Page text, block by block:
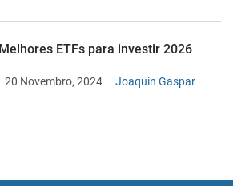
Melhores ETFs para investir 2026
20 Novembro, 2024 Joaquin Gaspar